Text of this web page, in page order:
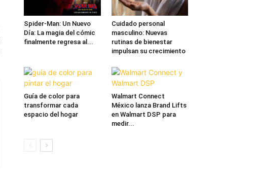
Spider-Man: Un Nuevo
Día: La magia del cómic
finalmente regresa al...
Cuidado personal
masculino: Nuevas
rutinas de bienestar
impulsan su crecimiento
Guía de color para
transformar cada
espacio del hogar
Walmart Connect
México lanza Brand Lifts
en Walmart DSP para
medir...